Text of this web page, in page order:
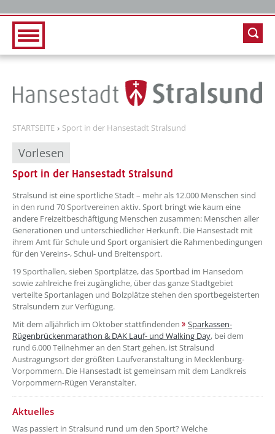
STARTSEITE Sport in der Hansestadt Stralsund
Vorlesen
Sport in der Hansestadt Stralsund
??? absaetzeOben[1]/titel ???
Stralsund ist eine sportliche Stadt – mehr als 12.000 Menschen sind
in den rund 70 Sportvereinen aktiv. Sport bringt wie kaum eine
andere Freizeitbeschäftigung Menschen zusammen: Menschen aller
Generationen und unterschiedlicher Herkunft. Die Hansestadt mit
ihrem Amt für Schule und Sport organisiert die Rahmenbedingungen
für den Vereins-, Schul- und Breitensport.
19 Sporthallen, sieben Sportplätze, das Sportbad im Hansedom
sowie zahlreiche frei zugängliche, über das ganze Stadtgebiet
verteilte Sportanlagen und Bolzplätze stehen den sportbegeisterten
Stralsundern zur Verfügung.
Mit dem alljährlich im Oktober stattfindenden
Sparkassen-
Rügenbrückenmarathon & DAK Lauf- und Walking Day, bei dem
rund 6.000 Teilnehmer an den Start gehen, ist Stralsund
Austragungsort der größten Laufveranstaltung in Mecklenburg-
Vorpommern. Die Hansestadt ist gemeinsam mit dem Landkreis
Vorpommern-Rügen Veranstalter.
??? absaetzeOben[2]/titel ???
Aktuelles
Was passiert in Stralsund rund um den Sport? Welche